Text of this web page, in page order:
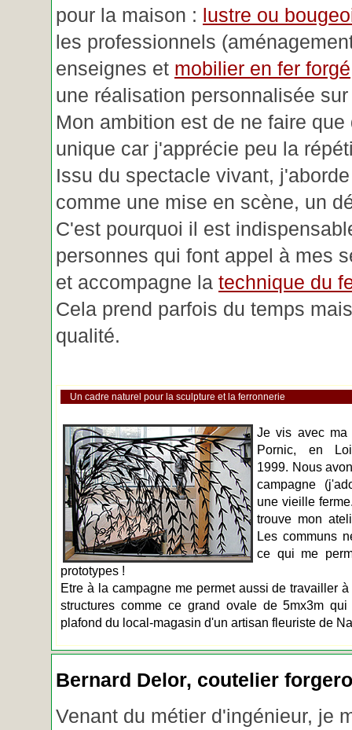
pour la maison : lustre ou
les professionnels
enseignes et mobilier en fer forgé
une réalisation personnalisée
Mon ambition est de ne faire que
unique car j'apprécie peu la
Issu du spectacle vivant,
comme une mise en scène, un
C'est pourquoi il est
personnes qui font appel à mes
et accompagne la technique du
Cela prend parfois du temps
qualité.
Un cadre naturel pour la sculpture et la ferronnerie
Je vis avec ma
Pornic, en
1999. Nous
campagne
une vieille
trouve mon
Les communs
ce qui me
prototypes !
Etre à la campagne me permet aussi de travailler
structures comme ce grand ovale de 5mx3m
plafond du local-magasin d'un artisan fleuriste de
Bernard Delor, coutelier
Venant du métier d'ingénieur, je